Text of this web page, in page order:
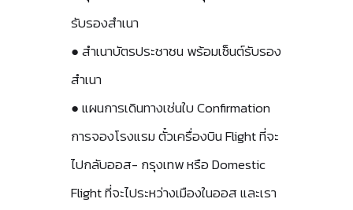
รับรองสำเนา
● สำเนาบัตรประชาชน พร้อมเซ็นต์รับรอง
สำเนา
● แผนการเดินทางเช่นใบ Confirmation
การจองโรงแรม ตั๋วเครื่องบิน Flight ที่จะ
ไปกลับออส- กรุงเทพ หรือ Domestic
Flight ที่จะไประหว่างเมืองในออส และเรา